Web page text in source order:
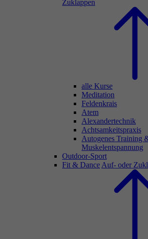
Zuklappen
alle Kurse
Meditation
Feldenkrais
Atem
Alexandertechnik
Achtsamkeitspraxis
Autogenes Training
Muskelentspannung
Outdoor-Sport
Fit & Dance Auf- oder